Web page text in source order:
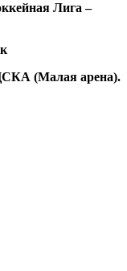
Лига –
(Малая арена).